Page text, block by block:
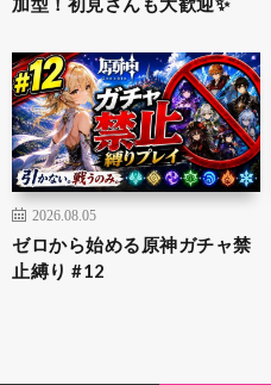
2026.08.05
ゼロから始める原神ガチャ禁
止縛り #12